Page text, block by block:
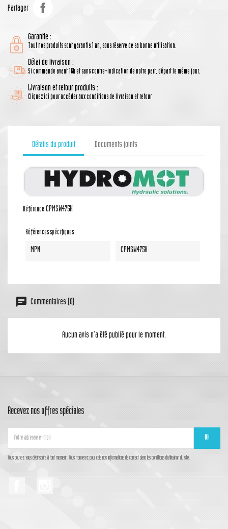
Partager
Garantie :
Tout nos produits sont garantis 1 an, sous réserve de sa bonne utilisation.
Délai de livraison :
Si commande avant 16h et sans contre-indication de notre part, départ le même jour.
Livraison et retour produits :
Cliquez ici pour accéder aux conditions de livraison et retour
Détails du produit Documents joints
Référence CPMSW475K
Références spécifiques
MPN CPMSW475K
Commentaires (0)
Aucun avis n'a été publié pour le moment.
Recevez nos offres spéciales
Vous pouvez vous désinscrire à tout moment. Vous trouverez pour cela nos informations de contact dans les conditions d'utilisation du site.